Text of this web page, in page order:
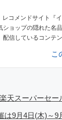
コメンドサイト『イ
ショップの隠れた名
信しているコンテ
こ
天スーパーセー
9月4日(木)～9